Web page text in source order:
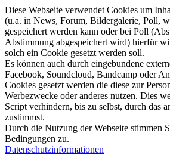
Diese Webseite verwendet Cookies um
(u.a. in News, Forum, Bildergalerie, Poll,
gespeichert werden kann oder bei Poll
Abstimmung abgespeichert wird) hierfür
solch ein Cookie gesetzt werden soll.
Es können auch durch eingebundene
Facebook, Soundcloud, Bandcamp oder
Cookies gesetzt werden die diese zur
Werbezwecke oder anderes nutzen. Dies
Script verhindern, bis zu selbst, durch das
zustimmst.
Durch die Nutzung der Webseite stimmen
Bedingungen zu.
Datenschutzinformationen